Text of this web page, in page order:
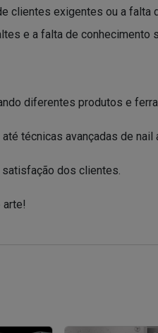
clientes exigentes ou a falta
e a falta de conhecimento
diferentes produtos e
técnicas avançadas de nail
satisfação dos clientes.